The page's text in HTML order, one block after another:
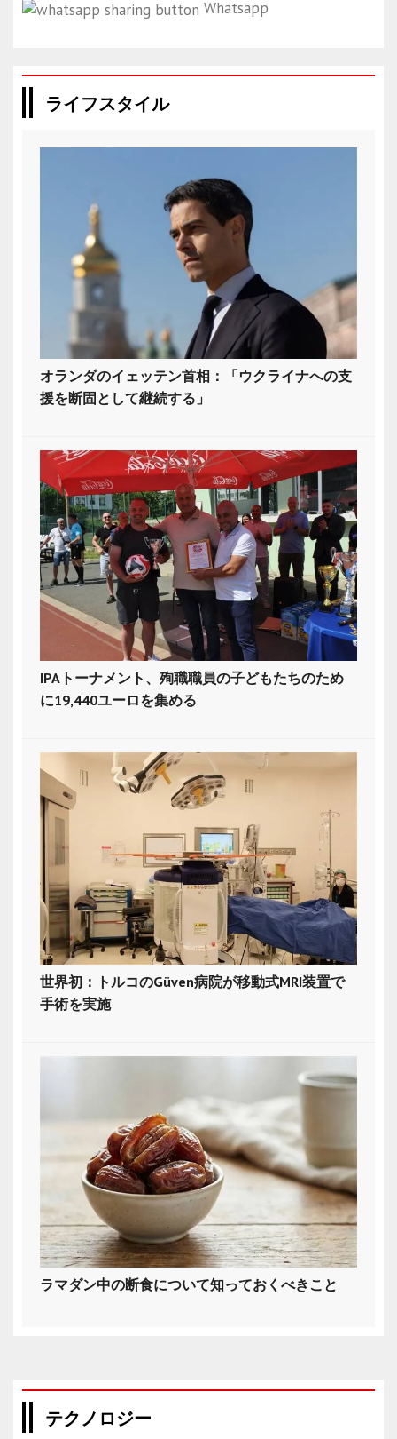
Whatsapp
ライフスタイル
オランダのイェッテン首相：「ウクライナへの支
援を断固として継続する」
IPAトーナメント、殉職職員の子どもたちのため
に19,440ユーロを集める
世界初：トルコのGüven病院が移動式MRI装置で
手術を実施
ラマダン中の断食について知っておくべきこと
テクノロジー